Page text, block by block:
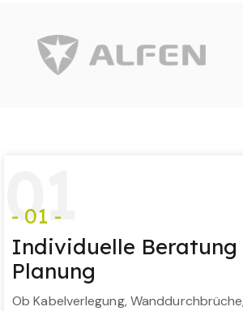
01
- 01 -
Individuelle Beratung
Planung
Ob Kabelverlegung,